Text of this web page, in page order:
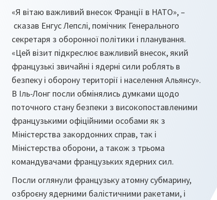
«Я вітаю важливий внесок Франції в НАТО», –
сказав Енгус Лепслі, помічник Генерального
секретаря з оборонної політики і планування.
«Цей візит підкреслює важливий внесок, який
французькі звичайні і ядерні сили роблять в
безпеку і оборону території і населення Альянсу».
В Іль-Лонг посли обмінялись думками щодо
поточного стану безпеки з високопоставленими
французькими офіційними особами як з
Міністерства закордонних справ, так і
Міністерства оборони, а також з трьома
командувачами французьких ядерних сил.
Посли оглянули французьку атомну субмарину,
озброєну ядерними балістичними ракетами, і